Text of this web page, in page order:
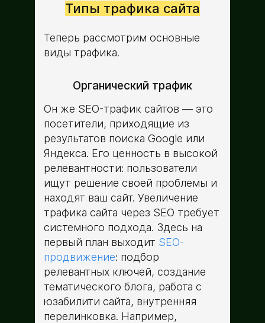
Типы трафика сайта
Теперь рассмотрим основные
виды трафика.
Органический трафик
Он же SEO-трафик сайтов — это
посетители, приходящие из
результатов поиска Google или
Яндекса. Его ценность в высокой
релевантности: пользователи
ищут решение своей проблемы и
находят ваш сайт. Увеличение
трафика сайта через SEO требует
системного подхода. Здесь на
первый план выходит SEO-
продвижение: подбор
релевантных ключей, создание
тематического блога, работа с
юзабилити сайта, внутренняя
перелинковка. Например,